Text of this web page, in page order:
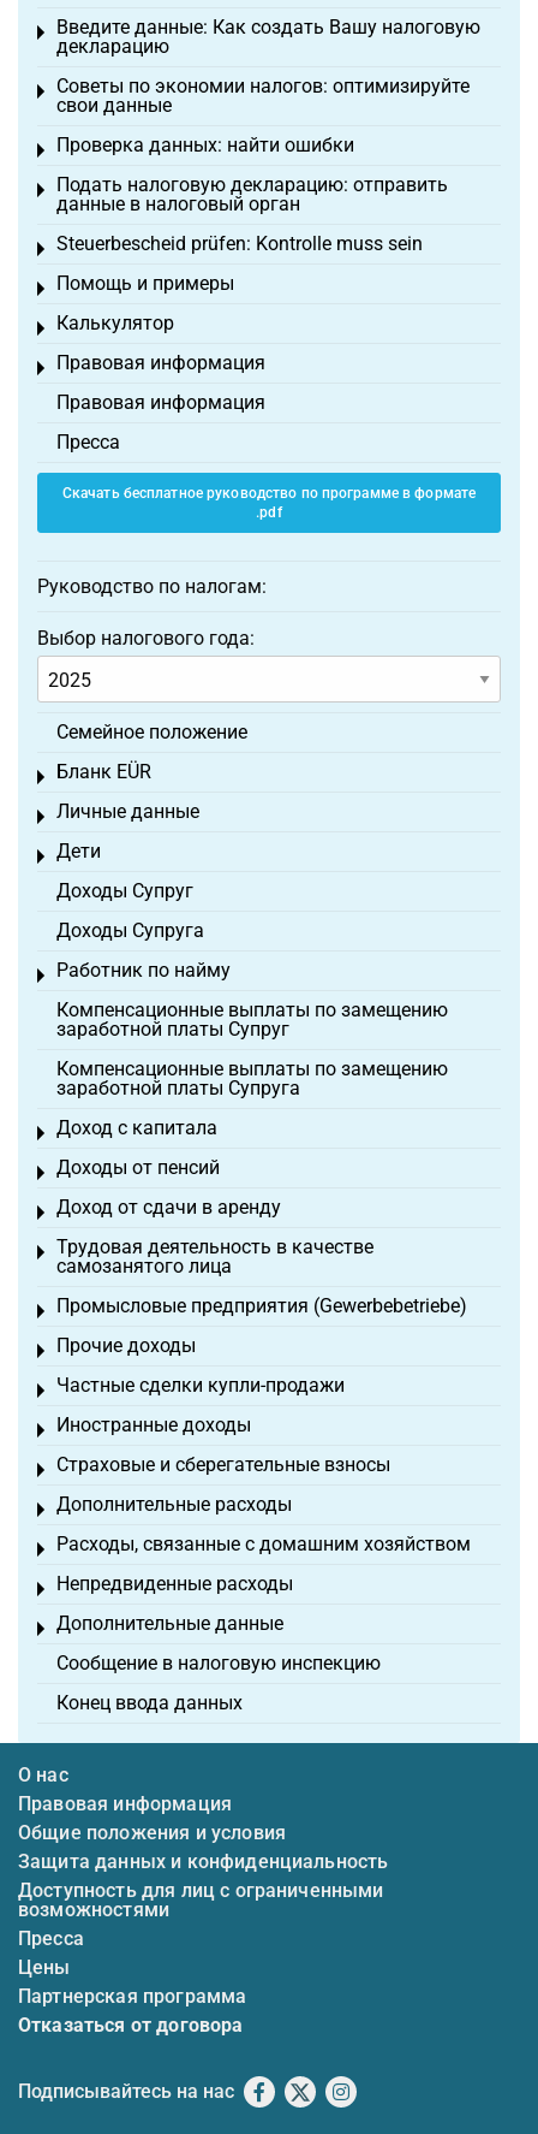
Введите данные: Как создать Вашу налоговую
декларацию
Toggle menu
Советы по экономии налогов: оптимизируйте
свои данные
Toggle menu
Проверка данных: найти ошибки
Toggle menu
Подать налоговую декларацию: отправить
данные в налоговый орган
Toggle menu
Steuerbescheid prüfen: Kontrolle muss sein
Toggle menu
Помощь и примеры
Toggle menu
Калькулятор
Toggle menu
Правовая информация
Toggle menu
Правовая информация
Пресса
Скачать бесплатное руководство по программе в формате
.pdf
Руководство по налогам:
Выбор налогового года:
Семейное положение
Бланк EÜR
Toggle menu
Личные данные
Toggle menu
Дети
Toggle menu
Доходы Супруг
Доходы Супруга
Работник по найму
Toggle menu
Компенсационные выплаты по замещению
заработной платы Супруг
Компенсационные выплаты по замещению
заработной платы Супруга
Доход с капитала
Toggle menu
Доходы от пенсий
Toggle menu
Доход от сдачи в аренду
Toggle menu
Трудовая деятельность в качестве
самозанятого лица
Toggle menu
Промысловые предприятия (Gewerbebetriebe)
Toggle menu
Прочие доходы
Toggle menu
Частные сделки купли-продажи
Toggle menu
Иностранные доходы
Toggle menu
Страховые и сберегательные взносы
Toggle menu
Дополнительные расходы
Toggle menu
Расходы, связанные с домашним хозяйством
Toggle menu
Непредвиденные расходы
Toggle menu
Дополнительные данные
Toggle menu
Сообщение в налоговую инспекцию
Конец ввода данных
О нас
Правовая информация
Общие положения и условия
Защита данных и конфиденциальность
Доступность для лиц с ограниченными
возможностями
Пресса
Цены
Партнерская программа
Отказаться от договора
Подписывайтесь на нас Facebook
X Instagram